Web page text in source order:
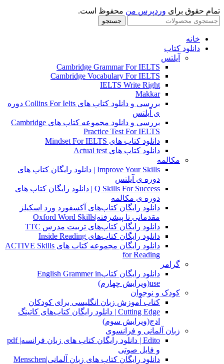
تمام حقوق برای وردپرس من محفوظ است.
جستجو
خانه
دانلود کتاب
آیلتس
Cambridge Grammar For IELTS
Cambridge Vocabulary For IELTS
IELTS Write Right
Makkar
بررسی و دانلود کتاب های Collins For Ielts دوره
ی آیلتس
بررسی و دانلود مجموعه کتاب های Cambridge
Practice Test For IELTS
دانلود کتاب های Mindset For IELTS
دانلود کتاب های Actual test
مکالمه
Improve Your Skills | دانلود رایگان کتاب های
دوره ی آیلتس
Q Skills For Success | دانلود رایگان کتاب های
دوره ی مکالمه
دانلود رایگان کتاب‌های آکسفورد ورد اسکیلز
مقدماتی تا پیشرفته|Oxford Word Skills
دانلود رایگان کتاب‌های تربیت مدرس TTC
دانلود رایگان کتاب‌های Inside Reading
دانلود رایگان مجموعه کتاب های ACTIVE Skills
for Reading
گرامر
دانلود رایگان کتابEnglish Grammer in
use(ویرایش چهارم)
کودک و نوجوان
کتاب آموزش زبان انگلیسی برای کودکان
Cutting Edge | دانلود رایگان کتاب‌های کاتینگ
ادج(ویرایش سوم)
زبان آلمانی و فرانسوی
Edito | دانلود رایگان کتاب های زبان فرانسه| pdf
و فایل صوتی
دانلود رایگان کتاب های زبان آلمانی|Menschen